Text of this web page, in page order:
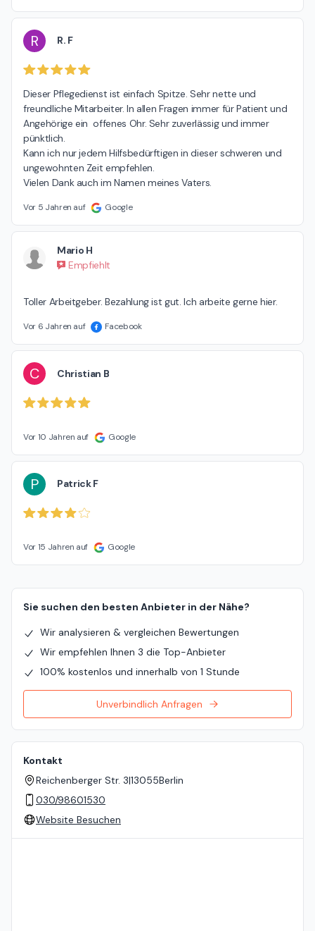
R R. F
Dieser Pflegedienst ist einfach Spitze. Sehr nette und
freundliche Mitarbeiter. In allen Fragen immer für Patient und
Angehörige ein  offenes Ohr. Sehr zuverlässig und immer
pünktlich.
Kann ich nur jedem Hilfsbedürftigen in dieser schweren und
ungewohnten Zeit empfehlen.
Vielen Dank auch im Namen meines Vaters.
Vor 5 Jahren auf Google
Mario H
Empfiehlt
Toller Arbeitgeber. Bezahlung ist gut. Ich arbeite gerne hier.
Vor 6 Jahren auf Facebook
C Christian B
Vor 10 Jahren auf Google
P Patrick F
Vor 15 Jahren auf Google
Sie suchen den besten Anbieter in der Nähe?
Wir analysieren & vergleichen Bewertungen
Wir empfehlen Ihnen 3 die Top-Anbieter
100% kostenlos und innerhalb von 1 Stunde
Unverbindlich Anfragen
Kontakt
Reichenberger Str. 3|13055Berlin
030/98601530
Website Besuchen